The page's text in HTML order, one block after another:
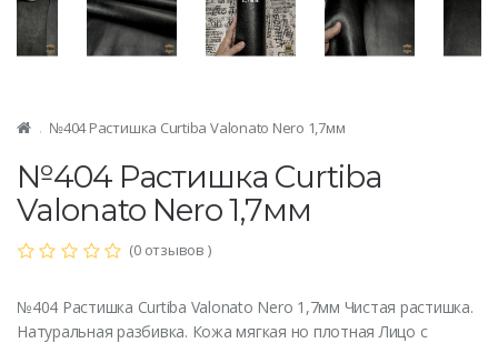
№404 Растишка Curtiba Valonato Nero 1,7мм
№404 Растишка Curtiba
Valonato Nero 1,7мм
(0 отзывов )
№404 Растишка Curtiba Valonato Nero 1,7мм Чистая растишка.
Натуральная разбивка. Кожа мягкая но плотная Лицо с